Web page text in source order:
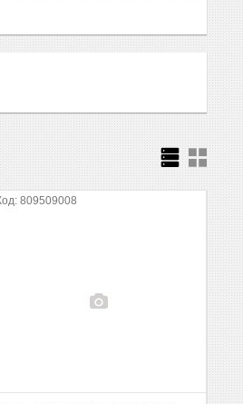
809509008